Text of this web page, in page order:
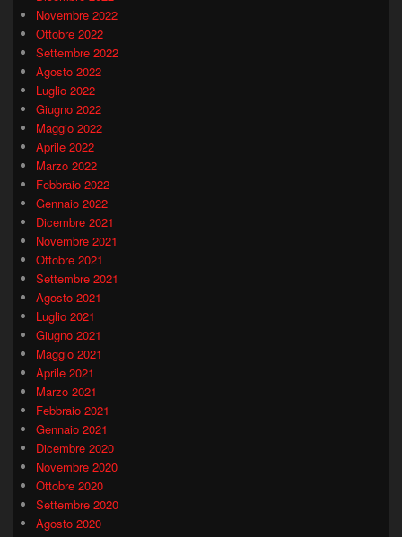
Novembre 2022
Ottobre 2022
Settembre 2022
Agosto 2022
Luglio 2022
Giugno 2022
Maggio 2022
Aprile 2022
Marzo 2022
Febbraio 2022
Gennaio 2022
Dicembre 2021
Novembre 2021
Ottobre 2021
Settembre 2021
Agosto 2021
Luglio 2021
Giugno 2021
Maggio 2021
Aprile 2021
Marzo 2021
Febbraio 2021
Gennaio 2021
Dicembre 2020
Novembre 2020
Ottobre 2020
Settembre 2020
Agosto 2020